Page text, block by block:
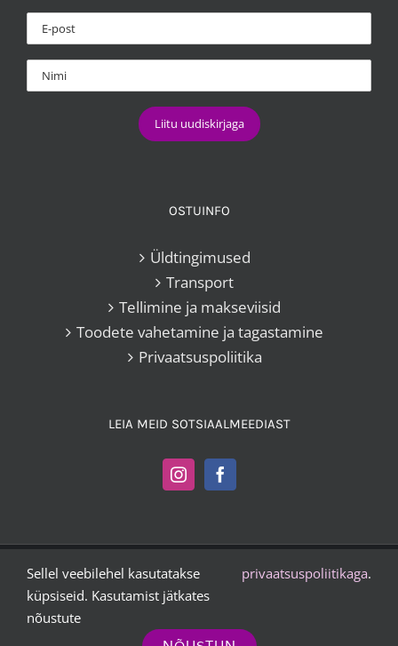
OSTUINFO
Üldtingimused
Transport
Tellimine ja makseviisid
Toodete vahetamine ja tagastamine
Privaatsuspoliitika
LEIA MEID SOTSIAALMEEDIAST
Kangakoi OÜ |+372 503 2372 vesta@kangakoi.ee
InstagramFacebook
Sellel veebilehel kasutatakse
küpsiseid. Kasutamist jätkates
nõustute
privaatsuspoliitikaga.